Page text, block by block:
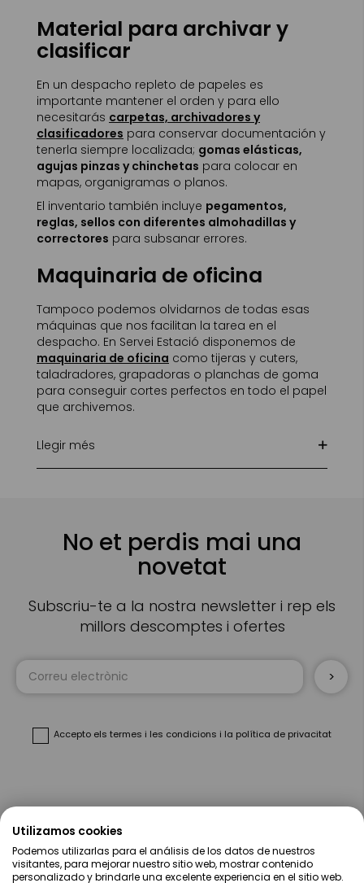
Material para archivar y
clasificar
En un despacho repleto de papeles es
importante mantener el orden y para ello
necesitarás carpetas, archivadores y
clasificadores para conservar documentación y
tenerla siempre localizada; gomas elásticas,
agujas pinzas y chinchetas para colocar en
mapas, organigramas o planos.
El inventario también incluye pegamentos,
reglas, sellos con diferentes almohadillas y
correctores para subsanar errores.
Maquinaria de oficina
Tampoco podemos olvidarnos de todas esas
máquinas que nos facilitan la tarea en el
despacho. En Servei Estació disponemos de
maquinaria de oficina como tijeras y cuters,
taladradores, grapadoras o planchas de goma
para conseguir cortes perfectos en todo el papel
que archivemos.
Llegir més
No et perdis mai una
novetat
Subscriu-te a la nostra newsletter i rep els
millors descomptes i ofertes
Accepto els termes i les condicions i la política de privacitat
Sobre Nosaltres
Ajuda
Utilizamos cookies
Podemos utilizarlas para el análisis de los datos de nuestros
visitantes, para mejorar nuestro sitio web, mostrar contenido
personalizado y brindarle una excelente experiencia en el sitio web.